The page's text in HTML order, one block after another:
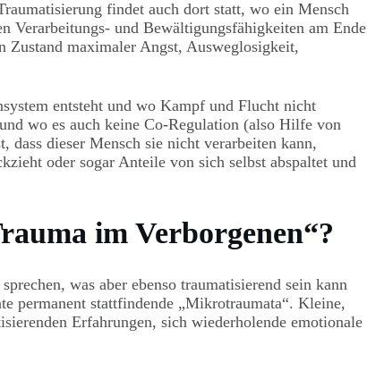
findet auch dort statt, wo ein Mensch
Verarbeitungs- und Bewältigungsfähigkeiten am Ende
Zustand maximaler Angst, Ausweglosigkeit,
entsteht und wo Kampf und Flucht nicht
wo es auch keine Co-Regulation (also Hilfe von
dieser Mensch sie nicht verarbeiten kann,
oder sogar Anteile von sich selbst abspaltet und
im Verborgenen“?
was aber ebenso traumatisierend sein kann
permanent stattfindende „Mikrotraumata“. Kleine,
Erfahrungen, sich wiederholende emotionale